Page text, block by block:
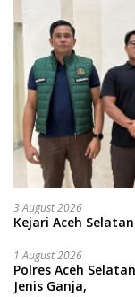
3 August 2026
Kejari Aceh
1 August 2026
Polres Aceh
Jenis Ganja,